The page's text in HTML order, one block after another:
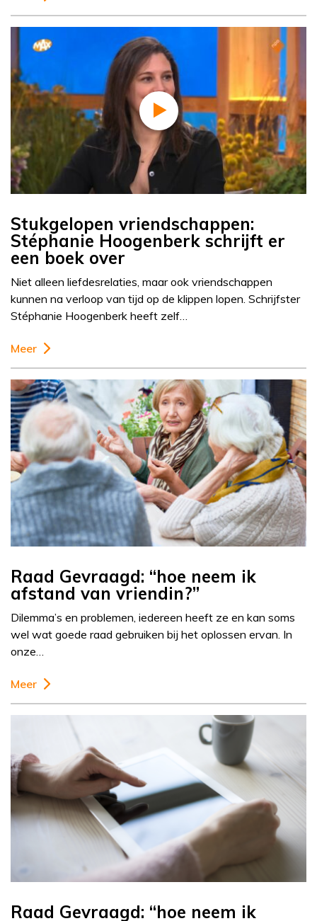
Stukgelopen vriendschappen:
Stéphanie Hoogenberk schrijft er
een boek over
Niet alleen liefdesrelaties, maar ook vriendschappen
kunnen na verloop van tijd op de klippen lopen. Schrijfster
Stéphanie Hoogenberk heeft zelf…
Meer
Raad Gevraagd: “hoe neem ik
afstand van vriendin?”
Dilemma’s en problemen, iedereen heeft ze en kan soms
wel wat goede raad gebruiken bij het oplossen ervan. In
onze…
Meer
Raad Gevraagd: “hoe neem ik